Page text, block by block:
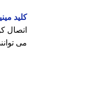
کلید
اتصال
می